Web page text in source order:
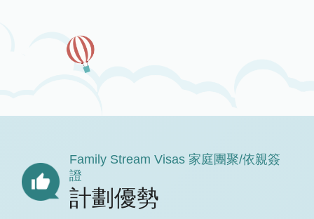
Family Stream Visas 家庭團聚/依親簽
證
計劃優勢